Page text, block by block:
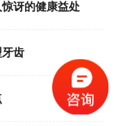
讶的健康益处
齿